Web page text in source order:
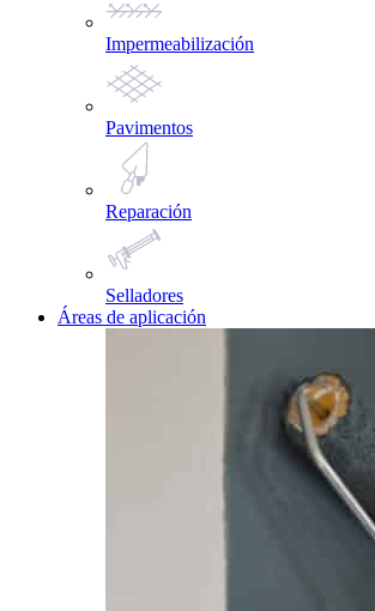
Impermeabilización
Pavimentos
Reparación
Selladores
Áreas de aplicación